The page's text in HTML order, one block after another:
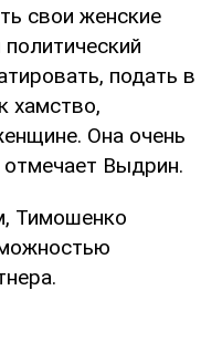
свои женские
подать в
хамство,
Она очень
отмечает Выдрин.
Тимошенко